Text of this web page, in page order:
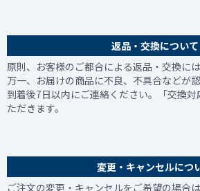
返品・交換について
原則、お客様のご都合による返品・交換に
万一、お届けの商品に不良、不具合などが
到着後7日以内にご連絡ください。「交換
ただきます。
変更・キャンセルにつ
ご注文の変更・キャンセルをご希望の場合